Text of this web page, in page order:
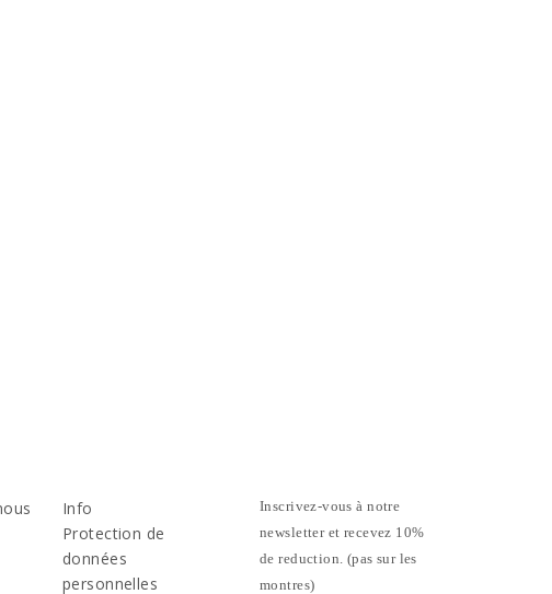
Info
Protection de
données
personnelles
Inscrivez-vous à notre
newsletter et recevez 10%
de reduction. (pas sur les
montres)